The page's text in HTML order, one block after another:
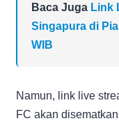
Baca Juga Link
Singapura di
WIB
Namun, link live
FC akan